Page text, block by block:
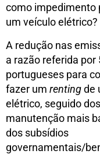
como impedimento
um veículo elétrico?
A redução nas
a razão referida por
portugueses para
fazer um rentingde
elétrico, seguido
manutenção mais
dos subsídios
governamentais/